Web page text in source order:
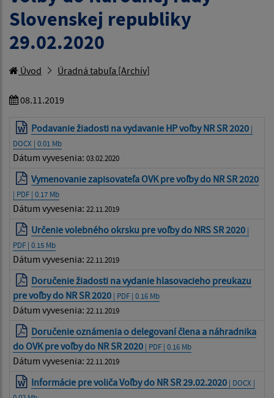
Slovenskej republiky
29.02.2020
Úvod Úradná tabuľa [Archív]
08.11.2019
Podavanie žiadosti na vydavanie HP voľby NR SR 2020 |
DOCX | 0.01 Mb
Dátum vyvesenia: 03.02.2020
Vymenovanie zapisovateľa OVK pre voľby do NR SR 2020
| PDF | 0.17 Mb
Dátum vyvesenia: 22.11.2019
Určenie volebného okrsku pre voľby do NRS SR 2020 |
PDF | 0.15 Mb
Dátum vyvesenia: 22.11.2019
Doručenie žiadosti na vydanie hlasovacieho preukazu
pre voľby do NR SR 2020 | PDF | 0.16 Mb
Dátum vyvesenia: 22.11.2019
Doručenie oznámenia o delegovaní člena a náhradnika
do OVK pre voľby do NR SR 2020 | PDF | 0.16 Mb
Dátum vyvesenia: 22.11.2019
Informácie pre voliča Voľby do NR SR 29.02.2020 | DOCX |